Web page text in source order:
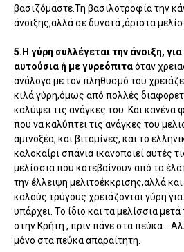
βασιζόμαστε.Τη βασιλοτροφία την
άνοιξης,αλλά σε δυνατά ,άριστα
5.Η γύρη συλλέγεται την άνοιξη,
αυτούσια ή με γυρεόπιταόταν
ανάλογα με τον πληθυσμό του
κιλά γύρη,όμως από πολλές
καλύψει τις ανάγκες του .Και κανένα
που να καλύπτει τις ανάγκες του
αμινοξέα, και βιταμίνες, και το
καλοκαίρι σπάνια ικανοποιεί αυτές
μελίσσια που κατεβαίνουν από τα
την έλλειψη μελιτοέκκρισης,αλλά
καλούς τρύγους χρειάζονται γύρη
υπάρχει. Το ίδιο και τα μελίσσια
στην Κρήτη , πριν πάνε στα
μόνο στα πεύκα απαραίτητη.